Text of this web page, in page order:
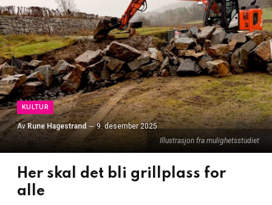
Illustrasjon fra mulighetsstudiet
KULTUR
Av Rune Hagestrand 9. desember 2025
Her skal det bli grillplass for
alle